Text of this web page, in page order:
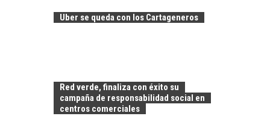
Uber se queda con los Cartageneros
Red verde, finaliza con éxito su
campaña de responsabilidad social en
centros comerciales
EMPRESAS
las empresas…
PARA PYMES EN
CHILE:
ALTERNATIVAS MÁS
ALLÁ DEL CRÉDITO